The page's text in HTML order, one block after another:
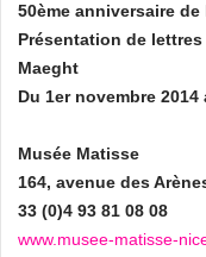
50ème anniversaire
Présentation de
Maeght
Du 1er novembre
Musée Matisse
164, avenue des
33 (0)4 93 81 08 08
www.musee-matisse-